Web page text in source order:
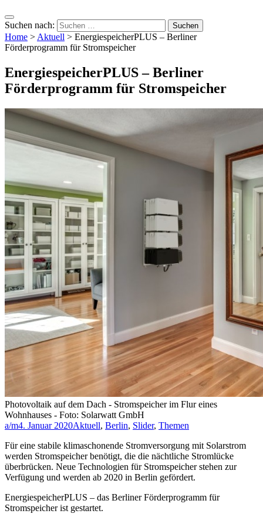
Suchen nach:
Home >Aktuell > EnergiespeicherPLUS – Berliner
Förderprogramm für Stromspeicher
EnergiespeicherPLUS – Berliner
Förderprogramm für Stromspeicher
Photovoltaik auf dem Dach - Stromspeicher im Flur eines
Wohnhauses - Foto: Solarwatt GmbH
a/m4. Januar 2020Aktuell, Berlin, Slider, Themen
Für eine stabile klimaschonende Stromversorgung mit Solarstrom
werden Stromspeicher benötigt, die die nächtliche Stromlücke
überbrücken. Neue Technologien für Stromspeicher stehen zur
Verfügung und werden ab 2020 in Berlin gefördert.
EnergiespeicherPLUS – das Berliner Förderprogramm für
Stromspeicher ist gestartet.